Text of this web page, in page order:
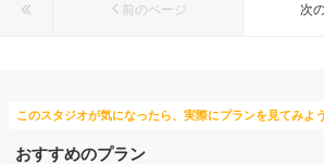
前のページ 次
このスタジオが気になったら、実際にプランを見てみよ
おすすめのプラン